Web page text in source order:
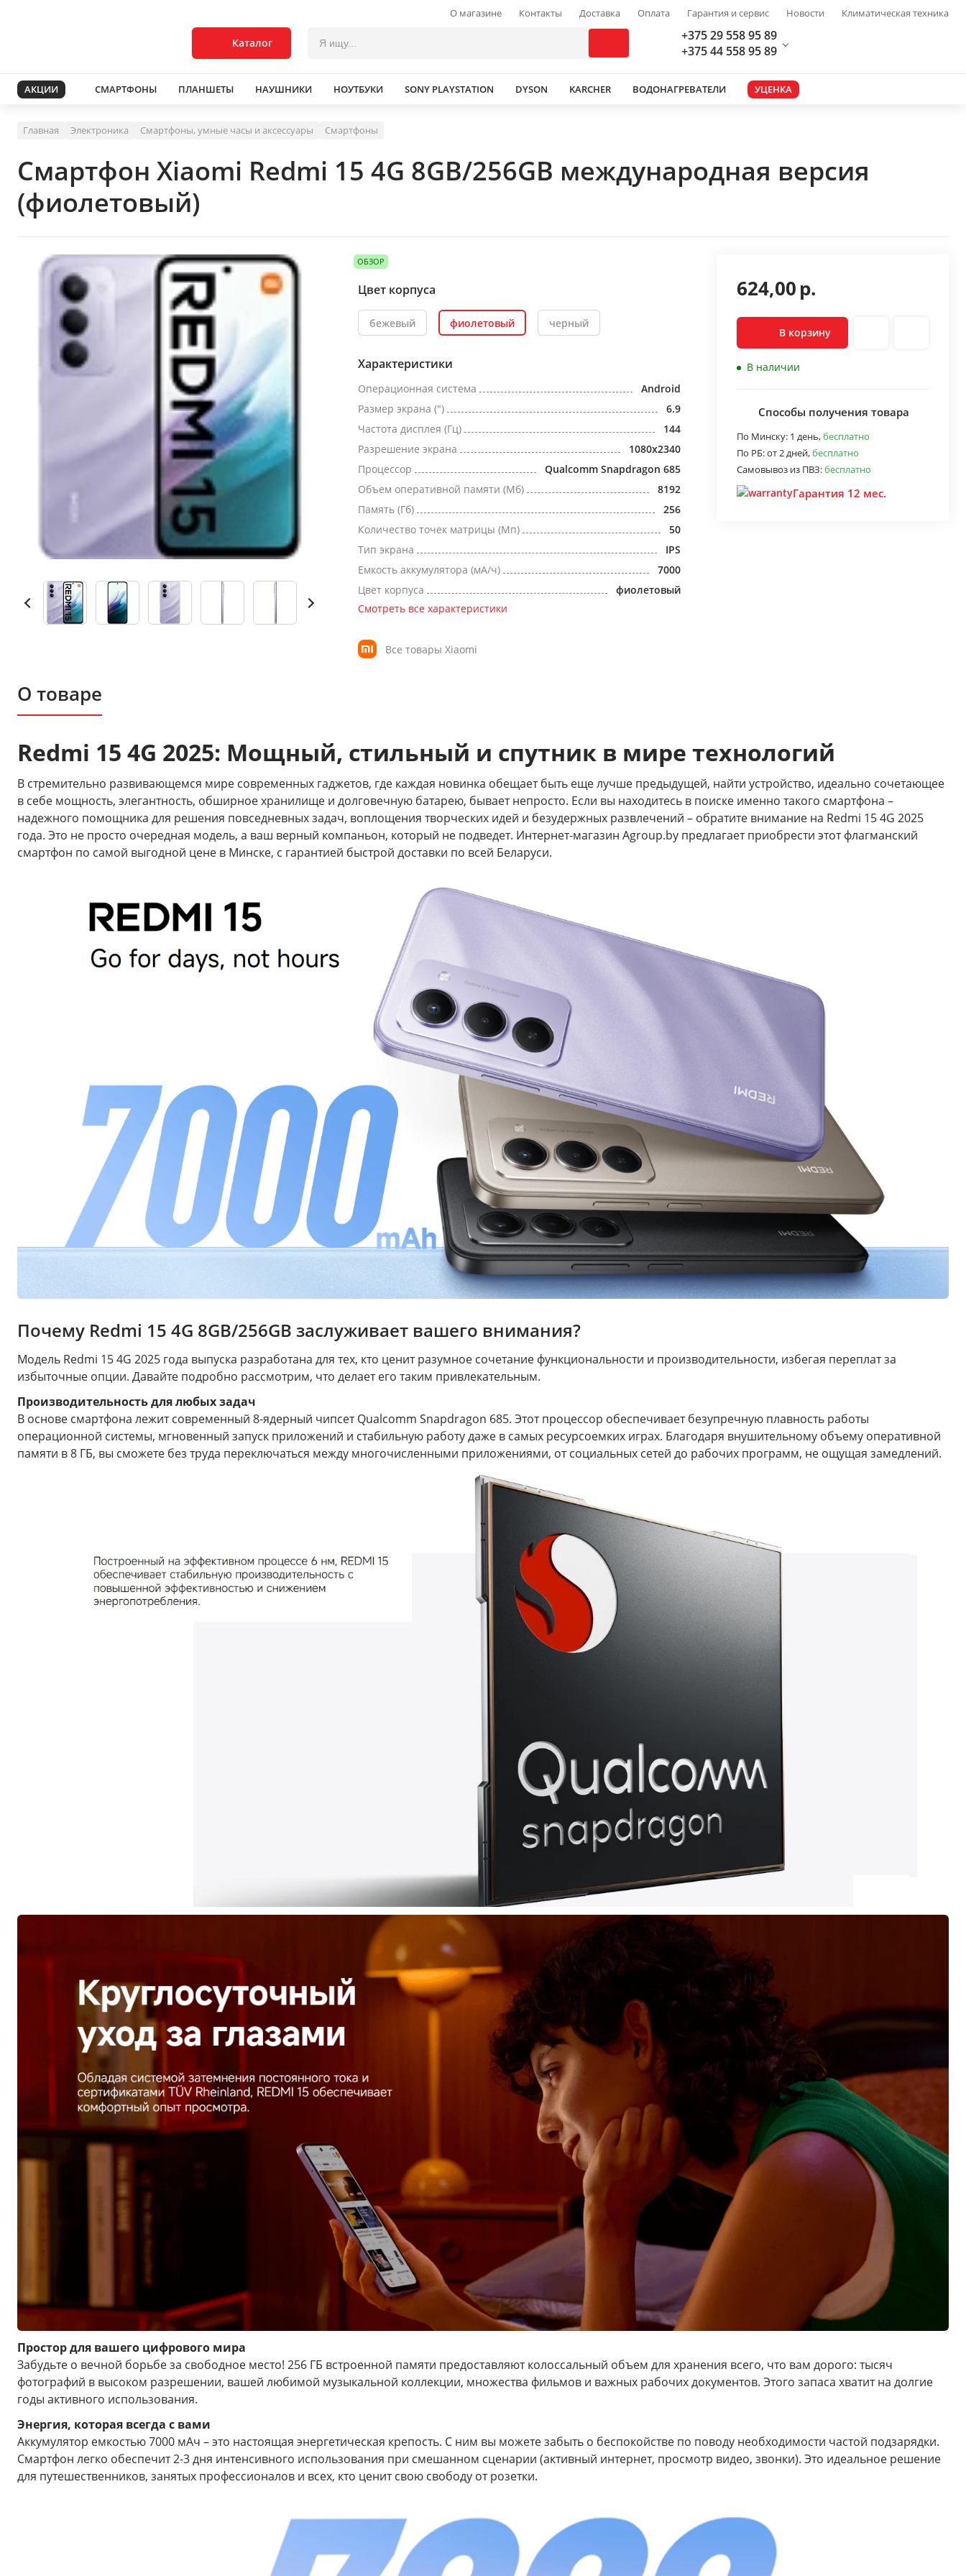
О магазине Контакты Доставка Оплата Гарантия и сервис Новости Климатическая техника
Каталог
+375 29 558 95 89
+375 44 558 95 89
АКЦИИ СМАРТФОНЫ ПЛАНШЕТЫ НАУШНИКИ НОУТБУКИ SONY PLAYSTATION DYSON KARCHER ВОДОНАГРЕВАТЕЛИ УЦЕНКА
Главная Электроника Смартфоны, умные часы и аксессуары Смартфоны
Смартфон Xiaomi Redmi 15 4G 8GB/256GB международная версия
(фиолетовый)
ОБЗОР
Цвет корпуса
бежевый фиолетовый черный
Характеристики
Операционная система
Android
Размер экрана (")
6.9
Частота дисплея (Гц)
144
Разрешение экрана
1080x2340
Процессор
Qualcomm Snapdragon 685
Объем оперативной памяти (Мб)
8192
Память (Гб)
256
Количество точек матрицы (Мп)
50
Тип экрана
IPS
Емкость аккумулятора (мА/ч)
7000
Цвет корпуса
фиолетовый
Смотреть все характеристики
Все товары Xiaomi
624,00р.
В корзину
В наличии
Способы получения товара
По Минску: 1 день,бесплатно
По РБ:от 2 дней,бесплатно
Самовывоз из ПВЗ:бесплатно
Гарантия 12 мес.
О товаре
Redmi 15 4G 2025: Мощный, стильный и спутник в мире технологий
В стремительно развивающемся мире современных гаджетов, где каждая новинка обещает быть еще лучше предыдущей, найти устройство, идеально сочетающее
в себе мощность, элегантность, обширное хранилище и долговечную батарею, бывает непросто. Если вы находитесь в поиске именно такого смартфона –
надежного помощника для решения повседневных задач, воплощения творческих идей и безудержных развлечений – обратите внимание на Redmi 15 4G 2025
года. Это не просто очередная модель, а ваш верный компаньон, который не подведет. Интернет-магазин Agroup.by предлагает приобрести этот флагманский
смартфон по самой выгодной цене в Минске, с гарантией быстрой доставки по всей Беларуси.
Почему Redmi 15 4G 8GB/256GB заслуживает вашего внимания?
Модель Redmi 15 4G 2025 года выпуска разработана для тех, кто ценит разумное сочетание функциональности и производительности, избегая переплат за
избыточные опции. Давайте подробно рассмотрим, что делает его таким привлекательным.
Производительность для любых задач
В основе смартфона лежит современный 8-ядерный чипсет Qualcomm Snapdragon 685. Этот процессор обеспечивает безупречную плавность работы
операционной системы, мгновенный запуск приложений и стабильную работу даже в самых ресурсоемких играх. Благодаря внушительному объему оперативной
памяти в 8 ГБ, вы сможете без труда переключаться между многочисленными приложениями, от социальных сетей до рабочих программ, не ощущая замедлений.
Простор для вашего цифрового мира
Забудьте о вечной борьбе за свободное место! 256 ГБ встроенной памяти предоставляют колоссальный объем для хранения всего, что вам дорого: тысяч
фотографий в высоком разрешении, вашей любимой музыкальной коллекции, множества фильмов и важных рабочих документов. Этого запаса хватит на долгие
годы активного использования.
Энергия, которая всегда с вами
Аккумулятор емкостью 7000 мАч – это настоящая энергетическая крепость. С ним вы можете забыть о беспокойстве по поводу необходимости частой подзарядки.
Смартфон легко обеспечит 2-3 дня интенсивного использования при смешанном сценарии (активный интернет, просмотр видео, звонки). Это идеальное решение
для путешественников, занятых профессионалов и всех, кто ценит свою свободу от розетки.